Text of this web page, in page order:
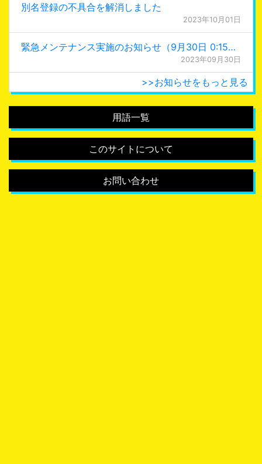
別名登録の不具合を解消しました
2023年10月01日
緊急メンテナンス実施のお知らせ（9月30日 0:15更新）
2023年09月30日
>>お知らせをもっと見る
用語一覧
このサイトについて
お問い合わせ